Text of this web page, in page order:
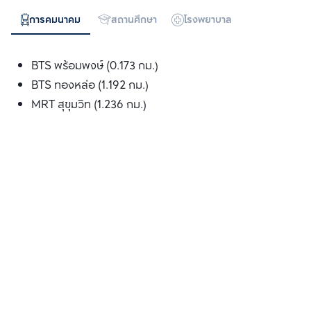
การคมนาคม สถานศึกษา โรงพยาบาล
BTS พร้อมพงษ์ (0.173 กม.)
BTS ทองหล่อ (1.192 กม.)
MRT สุขุมวิท (1.236 กม.)